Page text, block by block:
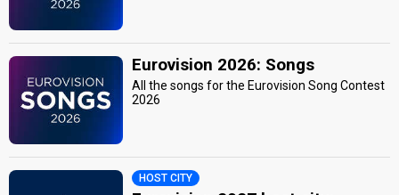
Eurovision 2026: Songs
All the songs for the Eurovision Song Contest
2026
HOST CITY